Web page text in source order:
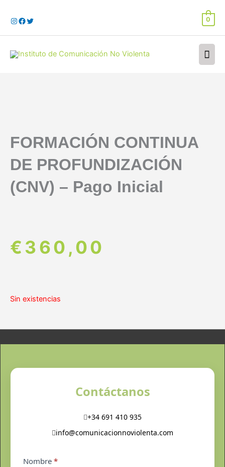
contenido
0
FORMACIÓN CONTINUA
DE PROFUNDIZACIÓN
(CNV) – Pago Inicial
€ 360,00
Sin existencias
Contáctanos
+34 691 410 935
info@comunicacionnoviolenta.com
Contacto
Nombre *